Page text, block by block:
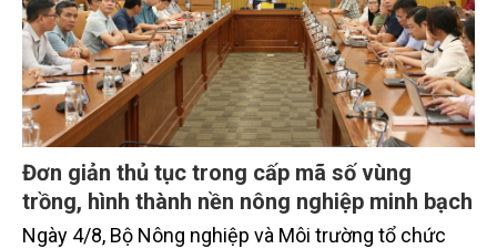
Đơn giản thủ tục trong cấp mã số vùng
trồng, hình thành nền nông nghiệp minh bạch
Ngày 4/8, Bộ Nông nghiệp và Môi trường tổ chức